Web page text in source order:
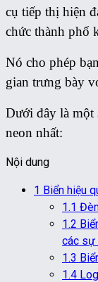
cụ tiếp thị hiện
chức thành phố
Nó cho phép
gian trưng bày
Dưới đây là một
neon nhất:
Nội dung
1 Biển hiệu
1.1
1.2
các sự
1.3
1.4